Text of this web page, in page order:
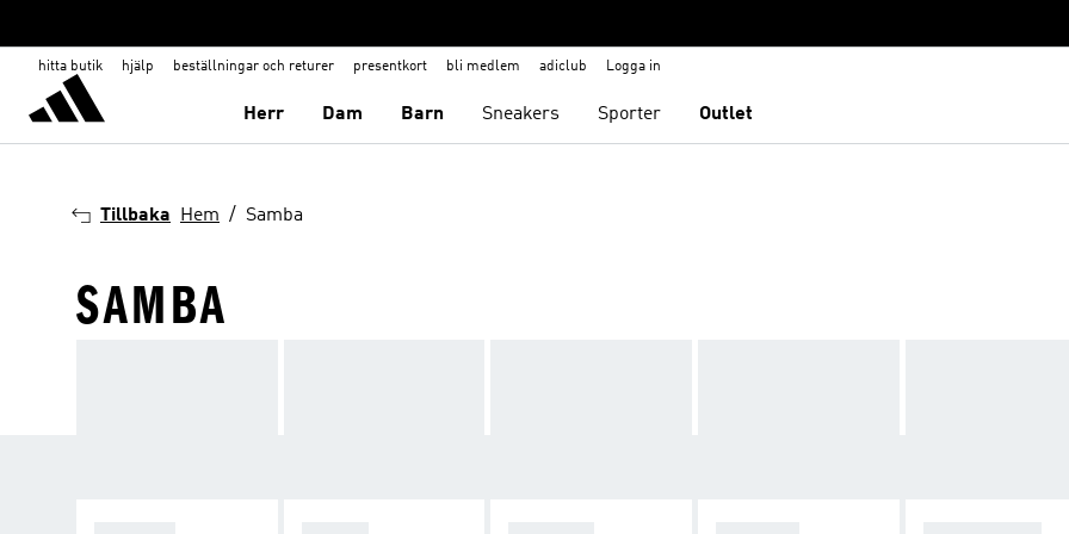
hitta butik hjälp beställningar och returer presentkort bli medlem adiclub Logga in
Herr Dam Barn Sneakers Sporter Outlet
Tillbaka Hem Samba
SAMBA